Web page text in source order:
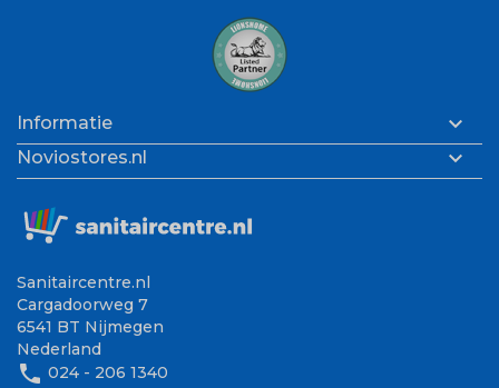
Informatie 
Noviostores.nl 
Sanitaircentre.nl
Cargadoorweg 7
6541 BT Nijmegen
Nederland
phone 024 - 206 1340